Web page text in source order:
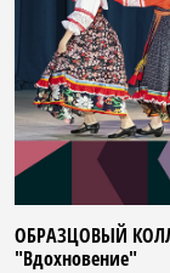
ОБРАЗЦОВЫЙ
"Вдохновение"